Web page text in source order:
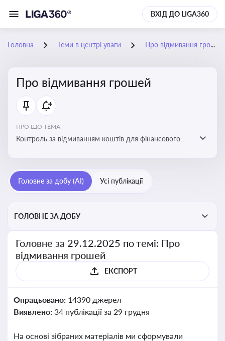
ВХІД ДО LIGA360
Головна Теми в центрі уваги Про відмивання грошей
Про відмивання грошей
ПРО ЩО ТЕМА:
Контроль за відмиванням коштів для фінансового
сплати податків. Вбудовування AML у договори та
Головне за добу (AI) Усі публікації
ГОЛОВНЕ ЗА ДОБУ
Головне за 29.12.2025 по темі: Про
відмивання грошей
ЕКСПОРТ
Опрацьовано: 14390 джерел
Виявлено: 34 публікації за 29 грудня
На основі зібраних матеріалів ми сформували